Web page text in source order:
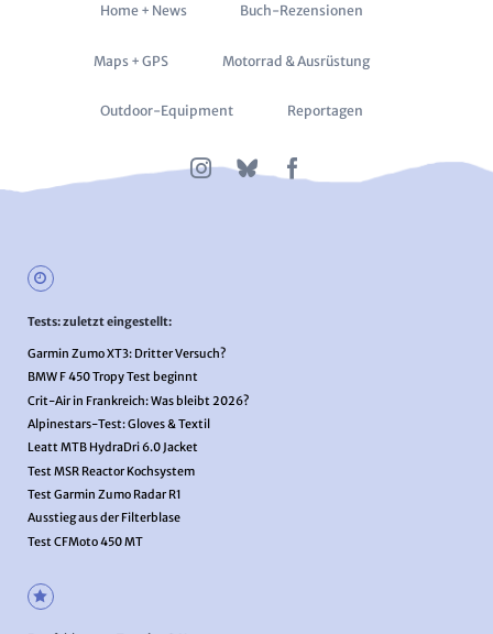
Navigation
Home + News Buch-Rezensionen
Maps + GPS Motorrad & Ausrüstung
Outdoor-Equipment Reportagen
Tests: zuletzt eingestellt:
Garmin Zumo XT3: Dritter Versuch?
BMW F 450 Tropy Test beginnt
Crit-Air in Frankreich: Was bleibt 2026?
Alpinestars-Test: Gloves & Textil
Leatt MTB HydraDri 6.0 Jacket
Test MSR Reactor Kochsystem
Test Garmin Zumo Radar R1
Ausstieg aus der Filterblase
Test CFMoto 450 MT